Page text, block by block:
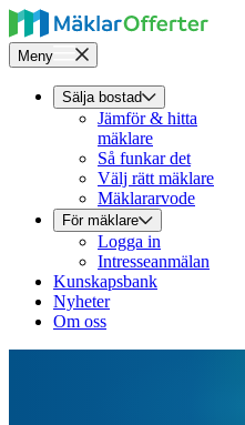
Meny
Sälja bostad
Jämför & hitta
mäklare
Så funkar det
Välj rätt mäklare
Mäklararvode
För mäklare
Logga in
Intresseanmälan
Kunskapsbank
Nyheter
Om oss